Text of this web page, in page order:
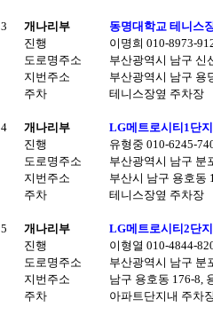
3 개나리부
동명대학교 테니스
진행
이명희 010-8973-
도로명주소
부산광역시 남구 신
지번주소
부산광역시 남구 용
주차
테니스장옆 주차장
4 개나리부
LG메트로시티1단
진행
유형중 010-6245-
도로명주소
부산광역시 남구 분
지번주소
부산시 남구 용호동
주차
테니스장옆 주차장
5 개나리부
LG메트로시티2단
진행
이형열 010-4844-
도로명주소
부산광역시 남구 분
지번주소
남구 용호동 176-8,
주차
아파트단지내 주차